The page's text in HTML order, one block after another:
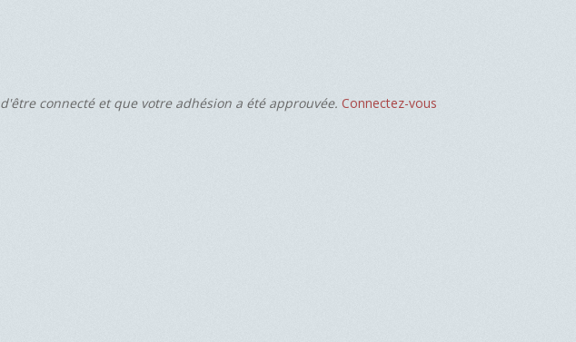
connecté et que votre adhésion a été approuvée. Connectez-vous